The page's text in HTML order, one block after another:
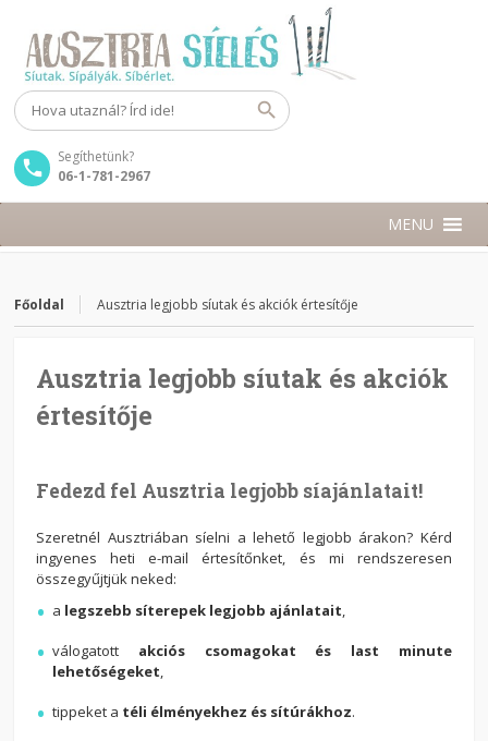
Segíthetünk?
06-1-781-2967
MENU
Főoldal Ausztria legjobb síutak és akciók értesítője
Ausztria legjobb síutak és akciók
értesítője
Fedezd fel Ausztria legjobb síajánlatait!
Szeretnél Ausztriában síelni a lehető legjobb árakon? Kérd
ingyenes heti e-mail értesítőnket, és mi rendszeresen
összegyűjtjük neked:
a legszebb síterepek legjobb ajánlatait,
válogatott akciós csomagokat és last minute
lehetőségeket,
tippeket a téli élményekhez és sítúrákhoz.